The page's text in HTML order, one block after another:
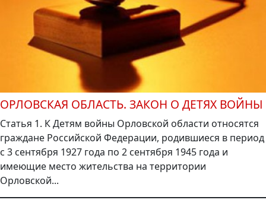
ОРЛОВСКАЯ ОБЛАСТЬ. ЗАКОН О ДЕТЯХ ВОЙНЫ
Статья 1. К Детям войны Орловской области относятся
граждане Российской Федерации, родившиеся в период
с 3 сентября 1927 года по 2 сентября 1945 года и
имеющие место жительства на территории
Орловской...